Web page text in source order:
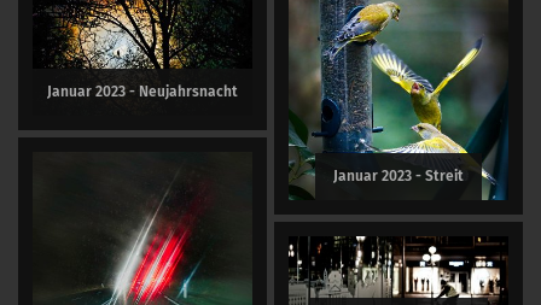
Januar 2023 - Neujahrsnacht
Januar 2023 - Streit